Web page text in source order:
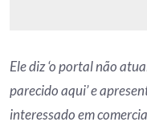
Ele diz ‘o portal não
parecido aqui’ e
interessado em